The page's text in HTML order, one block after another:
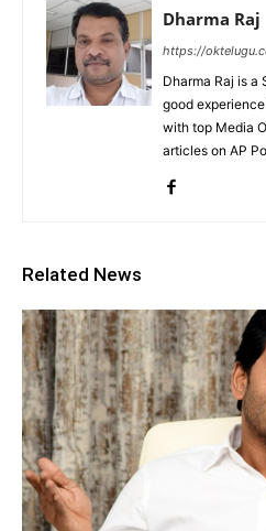
Dharma Raj
https://
Dharma Raj is a
good
with top Media
articles on AP
Related News